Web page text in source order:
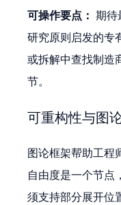
可操作要点： 期待
研究原则启发的专
或拆解中查找制造
节。
可重构性与图
图论框架帮助工
自由度是一个节点
须支持部分展开位